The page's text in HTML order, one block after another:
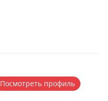
Посмотреть профиль